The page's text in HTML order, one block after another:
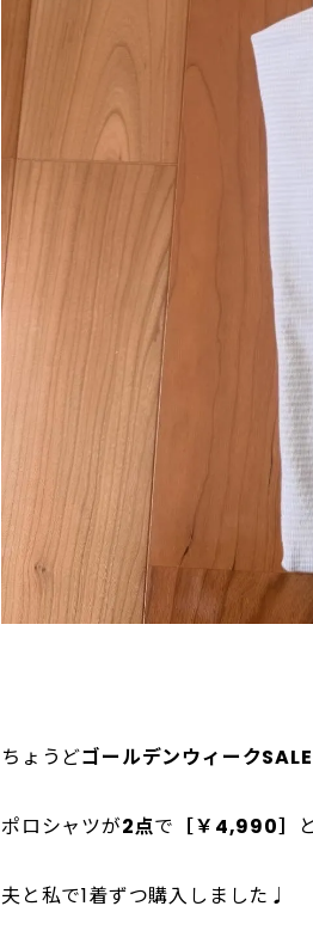
ちょうどゴールデンウィークSALE
ポロシャツが2点で ［￥4,990］
夫と私で1着ずつ購入しました♩